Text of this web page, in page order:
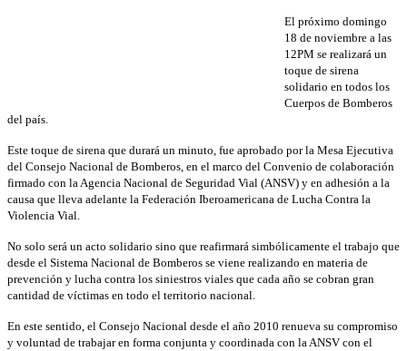
El próximo domingo
18 de noviembre a las
12PM se realizará un
toque de sirena
solidario en todos los
Cuerpos de Bomberos
del país.
Este toque de sirena que durará un minuto, fue aprobado por la Mesa Ejecutiva
del Consejo Nacional de Bomberos, en el marco del Convenio de colaboración
firmado con la Agencia Nacional de Seguridad Vial (ANSV) y en adhesión a la
causa que lleva adelante la Federación Iberoamericana de Lucha Contra la
Violencia Vial.
No solo será un acto solidario sino que reafirmará simbólicamente el trabajo que
desde el Sistema Nacional de Bomberos se viene realizando en materia de
prevención y lucha contra los siniestros viales que cada año se cobran gran
cantidad de víctimas en todo el territorio nacional.
En este sentido, el Consejo Nacional desde el año 2010 renueva su compromiso
y voluntad de trabajar en forma conjunta y coordinada con la ANSV con el